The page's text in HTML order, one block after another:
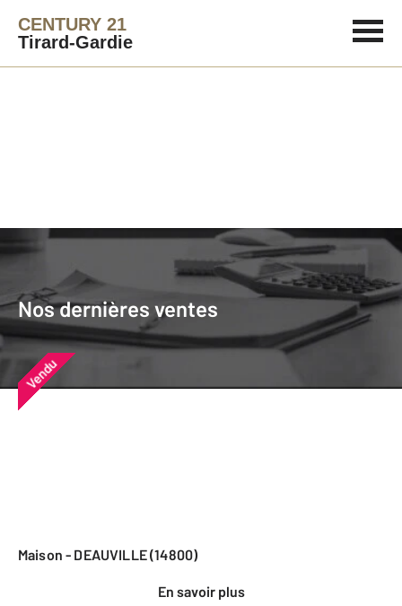
CENTURY 21
Tirard-Gardie
Nos dernières ventes
Nos dernières ventes
Nos derniers biens vendus près de
chez vous
Vendu
Maison - DEAUVILLE (14800)
En savoir plus